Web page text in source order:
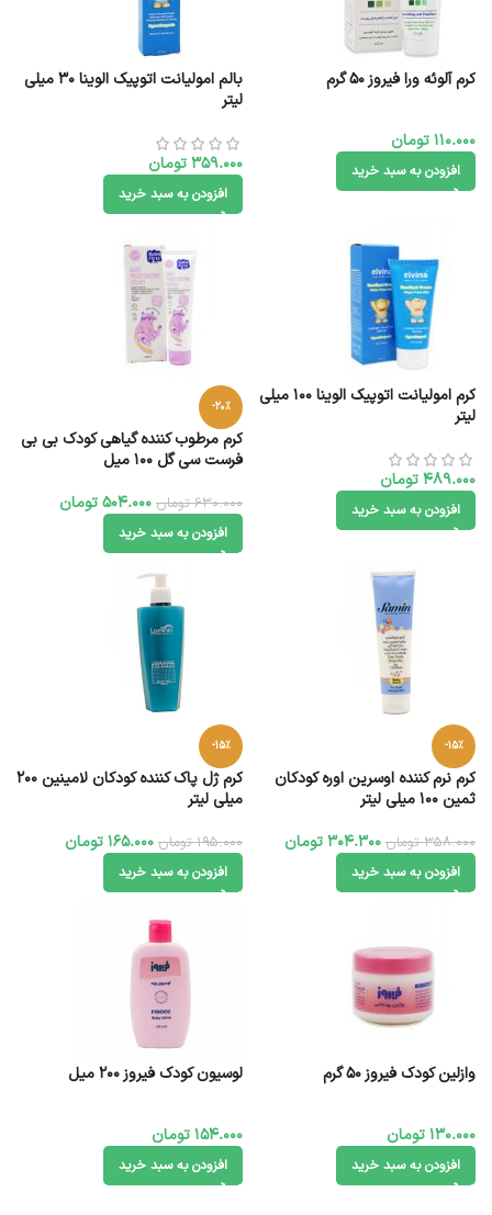
کرم آلوئه ورا فیروز ۵۰ گرم
110.000تومان
افزودن به سبد خرید
بالم امولیانت اتوپیک الوینا 30 میلی
لیتر
359.000تومان
افزودن به سبد خرید
کرم امولیانت اتوپیک الوینا 100 میلی
لیتر
489.000تومان
افزودن به سبد خرید
-20%
کرم مرطوب کننده گیاهی کودک بی بی
فرست سی گل 100 میل
630.000 تومان 504.000تومان
افزودن به سبد خرید
-15%
کرم نرم کننده اوسرین اوره کودکان
ثمین 100 میلی لیتر
358.000 تومان 304.300تومان
افزودن به سبد خرید
-15%
کرم ژل پاک کننده کودکان لامینین 200
میلی لیتر
195.000 تومان 165.000تومان
افزودن به سبد خرید
وازلین کودک فیروز 50 گرم
130.000تومان
افزودن به سبد خرید
لوسیون کودک فیروز 200 میل
154.000تومان
افزودن به سبد خرید